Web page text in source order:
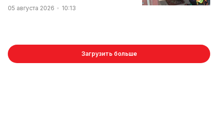
05 августа 2026 10:13
Загрузить больше